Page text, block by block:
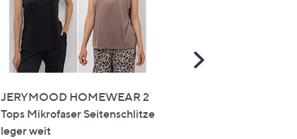
JERYMOOD HOMEWEAR 2
Tops Mikrofaser Seitenschlitze
leger weit
Scroll